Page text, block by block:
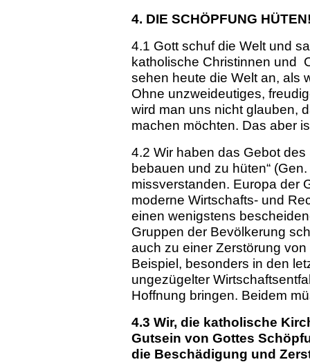
4. DIE SCHÖPFUNG
4.1 Gott schuf die Welt und
katholische Christinnen und
sehen heute die Welt an, als
Ohne unzweideutiges,
wird man uns nicht glauben,
machen möchten. Das aber
4.2 Wir haben das Gebot
bebauen und zu hüten“
missverstanden. Europa der
moderne Wirtschafts- und
einen wenigstens
Gruppen der Bevölkerung
auch zu einer Zerstörung
Beispiel, besonders in den
ungezügelter
Hoffnung bringen. Beidem
4.3 Wir, die katholische
Gutsein von Gottes
die Beschädigung und